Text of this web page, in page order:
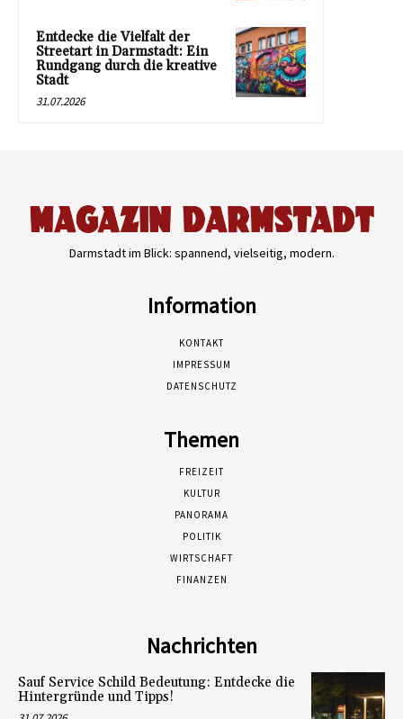
Entdecke die Vielfalt der
Streetart in Darmstadt: Ein
Rundgang durch die kreative
Stadt
31.07.2026
Darmstadt im Blick: spannend, vielseitig, modern.
Information
KONTAKT
IMPRESSUM
DATENSCHUTZ
Themen
FREIZEIT
KULTUR
PANORAMA
POLITIK
WIRTSCHAFT
FINANZEN
Nachrichten
Sauf Service Schild Bedeutung: Entdecke die
Hintergründe und Tipps!